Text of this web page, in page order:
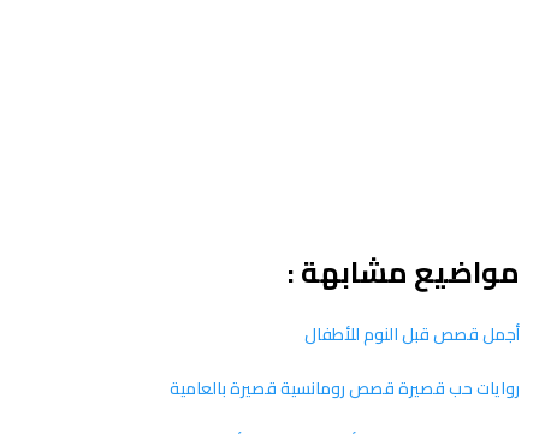
مواضيع مشابهة :
أجمل قصص قبل النوم للأطفال
روايات حب قصيرة قصص رومانسية قصيرة بالعامية